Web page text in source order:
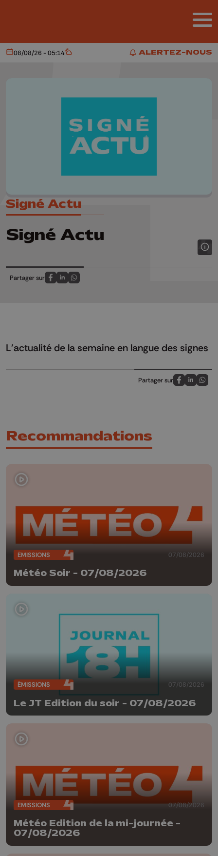
ALERTEZ-NOUS
ALERTEZ-NOUS
Aujourd'hui
08/08/26 - 05:14 Météo
Signé Actu
Signé Actu
Partager sur
Partagez sur FaceBook
Partagez sur LinkedIn
Partagez sur Whatsapp
L'actualité de la semaine en langue des signes
Partager sur
Partagez sur
Partagez
Recommandations
ÉMISSIONS 07/08/2026
Météo Soir - 07/08/2026
ÉMISSIONS 07/08/2026
Le JT Edition du soir - 07/08/2026
ÉMISSIONS 07/08/2026
Météo Edition de la mi-journée -
07/08/2026